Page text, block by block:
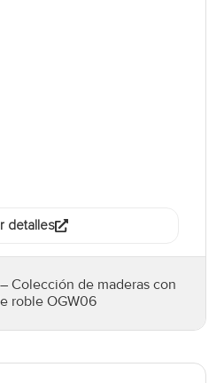
detalles
Colección de maderas con
roble OGW06